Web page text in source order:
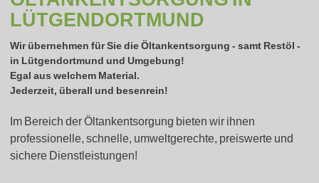
LÜTGENDORTMUND
Wir übernehmen für Sie die Öltankentsorgung - samt Restöl -
in Lütgendortmund und Umgebung!
Egal aus welchem Material.
Jederzeit, überall und besenrein!
Im Bereich der Öltankentsorgung bieten wir ihnen
professionelle, schnelle, umweltgerechte, preiswerte und
sichere Dienstleistungen!